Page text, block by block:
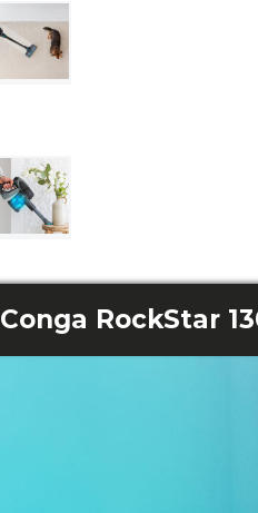
Conga RockStar